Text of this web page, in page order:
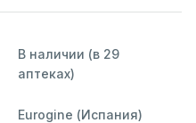
В наличии (в 29
аптеках)
Eurogine (Испания)